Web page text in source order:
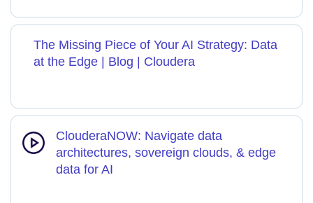
The Missing Piece of Your AI Strategy: Data
at the Edge | Blog | Cloudera
ClouderaNOW: Navigate data
architectures, sovereign clouds, & edge
data for AI